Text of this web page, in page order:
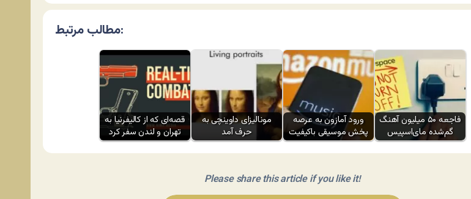
مطالب مرتبط:
قصه‌ای که از کالیفرنیا به
تهران و لندن سفر کرد
مونالیزای داوینچی به
حرف آمد
ورود آمازون به عرصه
پخش موسیقی باکیفیت
فاجعه ۵۰ میلیون آهنگ
گم‌شده مای‌اسپیس
Please share this article if you like it!